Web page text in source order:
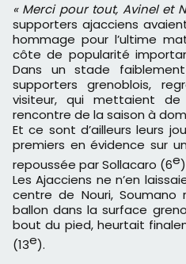
« Merci pour tout, Avinel et
supporters ajacciens
hommage pour l’ultime
côte de popularité
Dans un stade
supporters grenoblois,
visiteur, qui mettaient de
rencontre de la saison à
Et ce sont d’ailleurs leurs
premiers en évidence sur
repoussée par Sollacaro (6e
Les Ajacciens ne n’en
centre de Nouri, Soumano
ballon dans la surface
bout du pied, heurtait
(13e).